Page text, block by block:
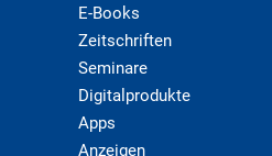
E-Books
Zeitschriften
Seminare
Digitalprodukte
Apps
Anzeigen